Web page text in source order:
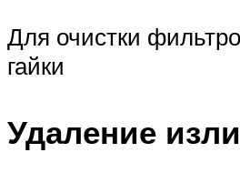
Для очистки
гайки
Удаление